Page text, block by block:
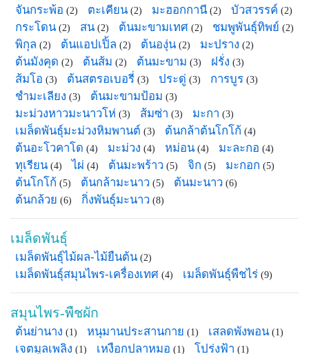
จันกระพ้อ (2) ตะเคียน (2) มะฮอกกานี (2) บัวสวรรค์ (2)
กระโดน (2) สน (2) ต้นมะขามเทศ (2) ชมพูพันธุ์ทิพย์ (2)
พิกุล (2) ต้นแอปเปิ้ล (2) ต้นองุ่น (2) มะปราง (2)
ต้นมังคุด (2) ต้นส้ม (2) ต้นมะขาม (3) ฝรั่ง (3)
ส้มโอ (3) ต้นสตรอเบอรี่ (3) ประดู่ (3) การบูร (3)
ชำมะเลียง (3) ต้นมะขามป้อม (3)
มะม่วงหาวมะนาวโห่ (3) ส้มซ่า (3) มะกา (3)
เมล็ดพันธุ์มะม่วงหิมพานต์ (3) ต้นกล้าต้นโกโก้ (4)
ต้นอะโวคาโด (4) มะม่วง (4) หม่อน (4) มะละกอ (4)
ทุเรียน (4) ไผ่ (4) ต้นมะพร้าว (5) จิก (5) มะกอก (5)
ต้นโกโก้ (5) ต้นกล้ามะนาว (5) ต้นมะนาว (6)
ต้นกล้วย (6) กิ่งพันธุ์มะนาว (8)
เมล็ดพันธุ์
เมล็ดพันธุ์ไม้ผล-ไม้ยืนต้น (2)
เมล็ดพันธุ์สมุนไพร-เครื่องเทศ (4) เมล็ดพันธุ์พืชไร่ (9)
สมุนไพร-พืชผัก
ต้นย่านาง (1) หนุมานประสานกาย (1) เสลดพังพอน (1)
เจตมูลเพลิง (1) เหงือกปลาหมอ (1) โปร่งฟ้า (1)